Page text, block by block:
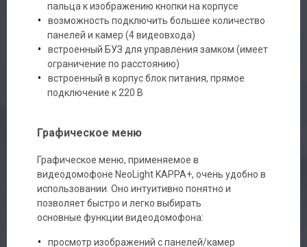
пальца к изображению кнопки на корпусе
возможность подключить большее количество
панелей и камер (4 видеовхода)
встроенный БУЗ для управления замком (имеет
ограничение по расстоянию)
встроенный в корпус блок питания, прямое
подключение к 220 В
Графическое меню
Графическое меню, применяемое в
видеодомофоне NeoLight KAPPA+, очень удобно в
использовании. Оно интуитивно понятно и
позволяет быстро и легко выбирать
основные функции видеодомофона:
просмотр изображений с панелей/камер